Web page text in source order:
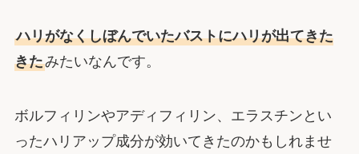
ハリがなくしぼんでいたバストにハリが出てきた
きたみたいなんです。
ボルフィリンやアディフィリン、エラスチンとい
ったハリアップ成分が効いてきたのかもしれませ